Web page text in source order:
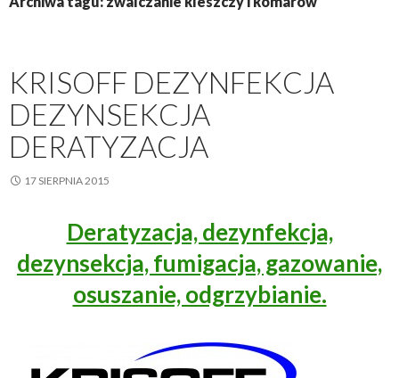
KRISOFF DEZYNFEKCJA
DEZYNSEKCJA
DERATYZACJA
17 SIERPNIA 2015
Deratyzacja, dezynfekcja,
dezynsekcja, fumigacja, gazowanie,
osuszanie, odgrzybianie.